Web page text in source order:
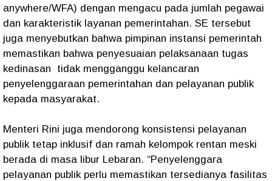
anywhere/WFA) dengan mengacu pada jumlah pegawai
dan karakteristik layanan pemerintahan. SE tersebut
juga menyebutkan bahwa pimpinan instansi pemerintah
memastikan bahwa penyesuaian pelaksanaan tugas
kedinasan tidak mengganggu kelancaran
penyelenggaraan pemerintahan dan pelayanan publik
kepada masyarakat.
Menteri Rini juga mendorong konsistensi pelayanan
publik tetap inklusif dan ramah kelompok rentan meski
berada di masa libur Lebaran. “Penyelenggara
pelayanan publik perlu memastikan tersedianya fasilitas